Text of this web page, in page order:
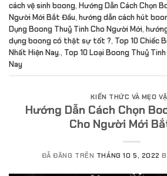
cách vệ sinh boong, Hướng Dẫn Cách Chọn
Người Mới Bắt Đầu, hướng dẫn cách hút
Dụng Boong Thuỷ Tinh Cho Người Mới,
dụng boong có thật sự tốt ?, Top 10 Chiếc
Nhất Hiện Nay., Top 10 Loại Boong Thuỷ
Nay
KIẾN THỨC VÀ MẸO
Hướng Dẫn Cách Chọn
Cho Người Mới
ĐÃ ĐĂNG TRÊN THÁNG 10 5, 2022